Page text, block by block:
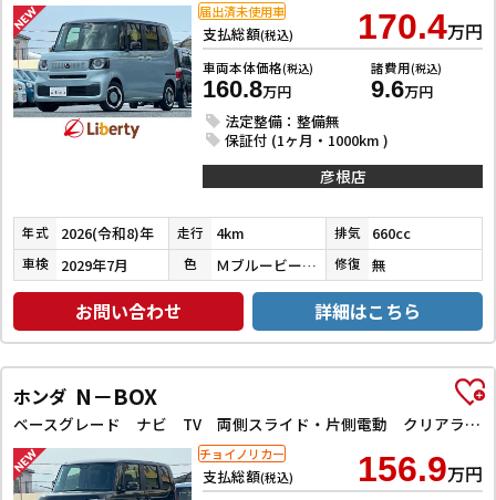
支払総額(税込) 170.4万円
車両本体価格(税込)
160.8万円
諸費用(税込)
9.6万円
法定整備：整備無
保証付 (1ヶ月・1000km )
届出済未使用車
彦根店
年式 2026(令和8)年 走行 4km 排気 660cc
車検 2029年7月 色 ＭブルービームＭ／ＣブラックＰ 修復 無
お問い合わせ 詳細はこちら
ホンダ N－BOX
ベースグレード ナビ TV 両側スライド・片側電動 クリアランスソナー オートクルーズコントロール レーンアシスト 衝突被害軽減システム オートライト LEDヘッドランプ スマートキー
支払総額(税込) 156.9万円
チョイノリカー